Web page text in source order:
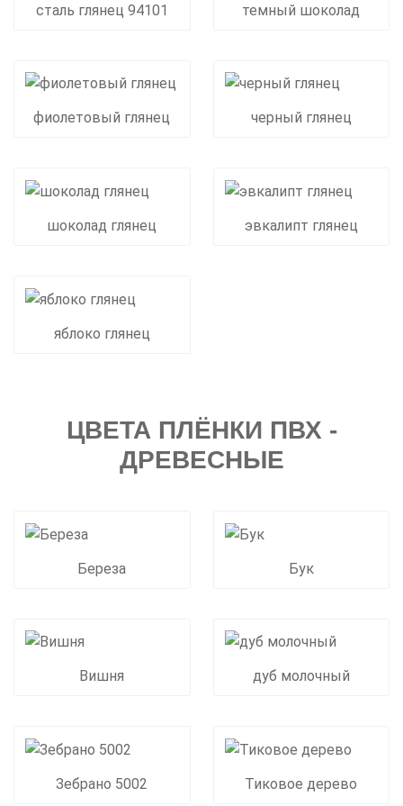
сталь глянец 94101 темный шоколад
фиолетовый глянец черный глянец
шоколад глянец эвкалипт глянец
яблоко глянец
ЦВЕТА ПЛЁНКИ ПВХ -
ДРЕВЕСНЫЕ
Береза Бук
Вишня дуб молочный
Зебрано 5002 Тиковое дерево